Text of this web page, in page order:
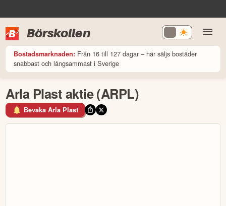
Börskollen
Bostadsmarknaden: Från 16 till 127 dagar – här säljs bostäder
snabbast och långsammast i Sverige
Arla Plast aktie (ARPL)
Bevaka Arla Plast